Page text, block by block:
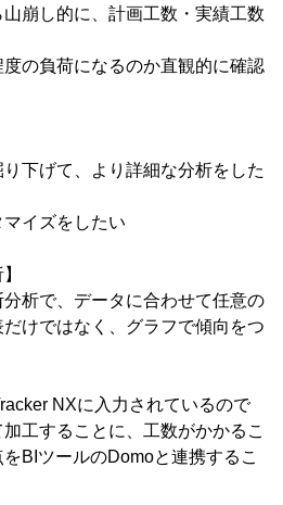
崩し的に、計画工数・実績工数
の負荷になるのか直観的に確認
下げて、より詳細な分析をした
イズをしたい
析で、データに合わせて任意の
けではなく、グラフで傾向をつ
NXに入力されているので
工することに、工数がかかるこ
BIツールのDomoと連携するこ